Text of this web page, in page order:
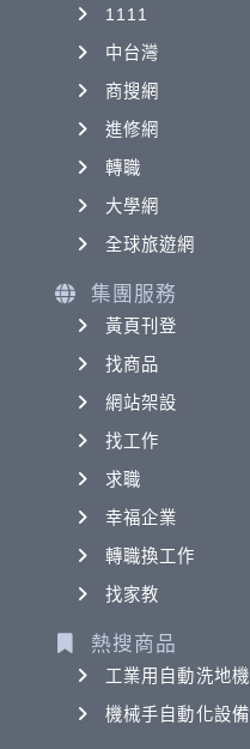
1111
中台灣
商搜網
進修網
轉職
大學網
全球旅遊網
集團服務
黃頁刊登
找商品
網站架設
找工作
求職
幸福企業
轉職換工作
找家教
熱搜商品
工業用自動洗地機
機械手自動化設備